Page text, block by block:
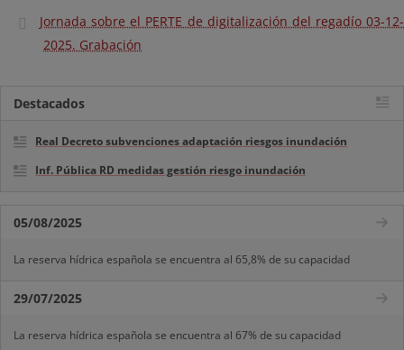
Jornada sobre el PERTE de digitalización del regadío 03-12-
2025. Grabación
Destacados
Real Decreto subvenciones adaptación riesgos inundación
Inf. Pública RD medidas gestión riesgo inundación
05/08/2025
La reserva hídrica española se encuentra al 65,8% de su capacidad
29/07/2025
La reserva hídrica española se encuentra al 67% de su capacidad